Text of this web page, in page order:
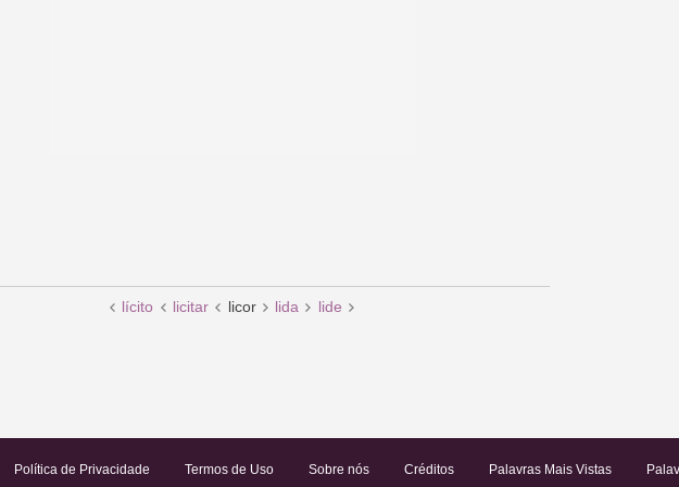
lícito licitar licor lida lide
Política de Privacidade Termos de Uso Sobre nós Créditos Palavras Mais Vistas